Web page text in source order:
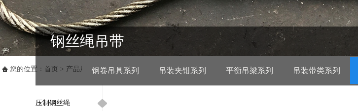
钢丝绳吊带
钢卷吊具系列 吊装夹钳系列 平衡吊梁系列 吊装带类系列
您的位置： 首页 > 产品展示>钢丝绳类系列 > 钢丝绳吊带
压制钢丝绳